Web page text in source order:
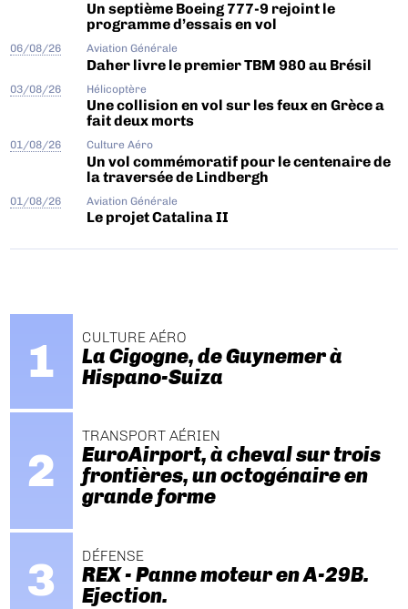
Un septième Boeing 777-9 rejoint le
programme d’essais en vol
06/08/26 Aviation Générale
Daher livre le premier TBM 980 au Brésil
03/08/26 Hélicoptère
Une collision en vol sur les feux en Grèce a
fait deux morts
01/08/26 Culture Aéro
Un vol commémoratif pour le centenaire de
la traversée de Lindbergh
01/08/26 Aviation Générale
Le projet Catalina II
CULTURE AÉRO
La Cigogne, de Guynemer à
Hispano-Suiza
TRANSPORT AÉRIEN
EuroAirport, à cheval sur trois
frontières, un octogénaire en
grande forme
DÉFENSE
REX - Panne moteur en A-29B.
Ejection.